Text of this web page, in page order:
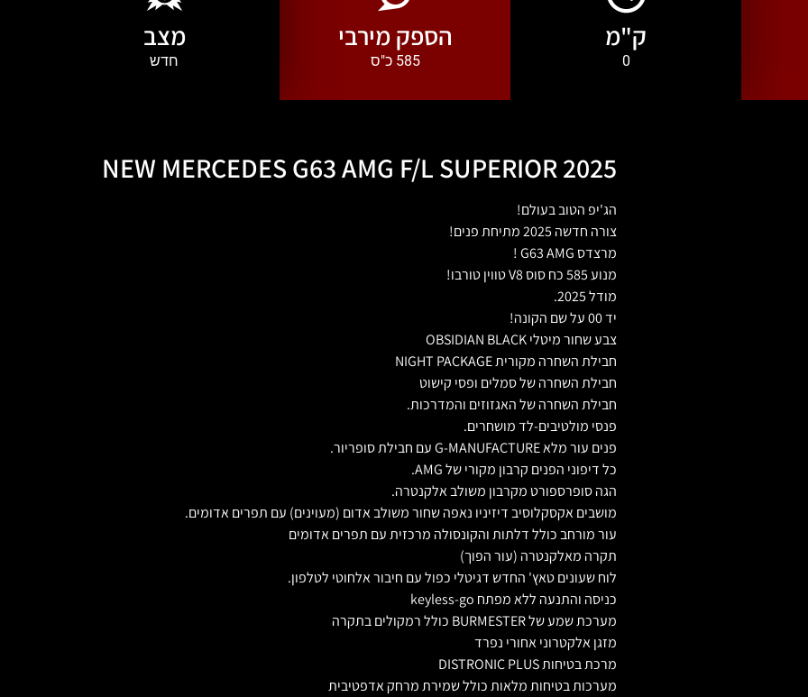
ק"מ
0
הספק מירבי
585 כ"ס
מצב
חדש
NEW MERCEDES G63 AMG F/L SUPERIOR 2025
הג'יפ הטוב בעולם!
צורה חדשה 2025 מתיחת פנים!
מרצדס G63 AMG !
מנוע 585 כח סוס V8 טווין טורבו!
מודל 2025.
יד 00 על שם הקונה!
צבע שחור מיטלי OBSIDIAN BLACK
חבילת השחרה מקורית NIGHT PACKAGE
חבילת השחרה של סמלים ופסי קישוט
חבילת השחרה של האגזוזים והמדרכות.
פנסי מולטיבים-לד מושחרים.
פנים עור מלא G-MANUFACTURE עם חבילת סופריור.
כל דיפוני הפנים קרבון מקורי של AMG.
הגה סופרספורט מקרבון משולב אלקנטרה.
מושבים אקסקלוסיב דיזיניו נאפה שחור משולב אדום (מעוינים) עם תפרים אדומים.
עור מורחב כולל דלתות והקונסולה מרכזית עם תפרים אדומים
תקרה מאלקנטרה (עור הפוך)
לוח שעונים טאץ' החדש דגיטלי כפול עם חיבור אלחוטי לטלפון.
כניסה והתנעה ללא מפתח keyless-go
מערכת שמע של BURMESTER כולל רמקולים בתקרה
מזגן אלקטרוני אחורי נפרד
מרכת בטיחות DISTRONIC PLUS
מערכות בטיחות מלאות כולל שמירת מרחק אדפטיבית